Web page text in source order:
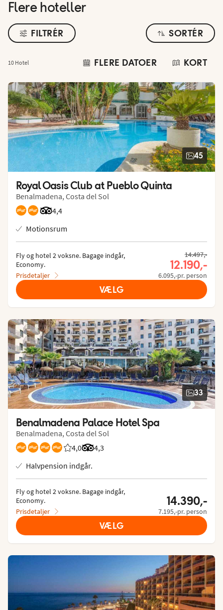
Flere hoteller
FILTRÉR SORTÉR
10 Hotel FLERE DATOER KORT
45
Royal Oasis Club at Pueblo Quinta
Benalmadena, Costa del Sol
4,4
Bedømmelse fra Tripadvisor: 4.4 of 5
Motionsrum
Fly og hotel 2 voksne. Bagage indgår,
Economy.
Prisdetaljer
Tidligere
14.497,-
12.190,-
6.095,-pr. person
VÆLG
33
Benalmadena Palace Hotel Spa
Benalmadena, Costa del Sol
4,0
Bedømmelse fra Spies gæster: 4/5
4,3
Bedømmelse fra Tripadvisor: 4.3 of 5
Halvpension indgår.
Fly og hotel 2 voksne. Bagage indgår,
Economy.
Prisdetaljer
14.390,-
7.195,-pr. person
VÆLG